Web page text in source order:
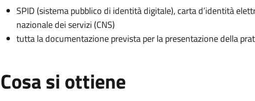
SPID (sistema pubblico di identità digitale), carta d’identità
nazionale dei servizi (CNS)
tutta la documentazione prevista per la presentazione della
Cosa si ottiene